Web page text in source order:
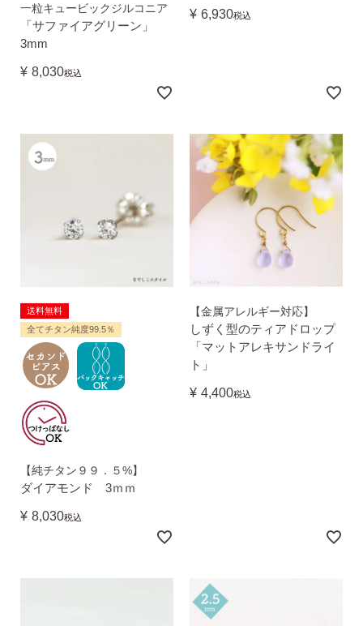
インスタライブで紹介したピアス
商品レビューを見る
なでしこピアスの使いやすい所や
読み物を見る
なでしこスタイルのこだわり
ピアス安心サポート
お買い物について
なでしこスタイルについて
一粒キュービックジルコニア
「サファイアグリーン」
3mm
¥ 8,030税込
¥ 6,930税込
送料無料
全てチタン純度99.5％
【純チタン９９．５%】
ダイアモンド 3ｍｍ
¥ 8,030税込
【金属アレルギー対応】
しずく型のティアドロップ
「マットアレキサンドライ
ト」
¥ 4,400税込